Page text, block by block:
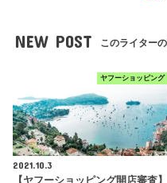
NEW POST このライター
ヤフーショッピング
2021.10.3
【ヤフーショッピング開店審査】